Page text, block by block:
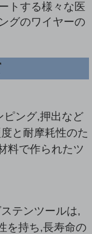
トする様々な医
グのワイヤーの
ピング,押出など
と耐摩耗性のた
料で作られたツ
テンツールは,
を持ち,長寿命の